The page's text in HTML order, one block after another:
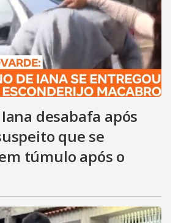
desabafa após
que se
túmulo após o